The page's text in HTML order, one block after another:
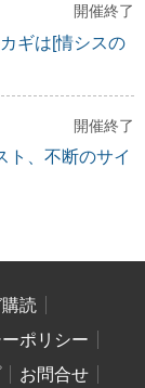
開催終了
ギは[情シスの
開催終了
ト、不断のサイ
読
ポリシー
お問合せ